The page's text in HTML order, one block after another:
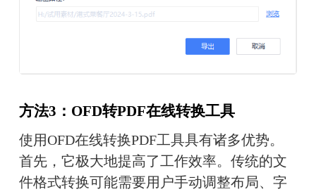
方法3：OFD转PDF在线转换工具
使用OFD在线转换PDF工具具有诸多优势。
首先，它极大地提高了工作效率。传统的文
件格式转换可能需要用户手动调整布局、字